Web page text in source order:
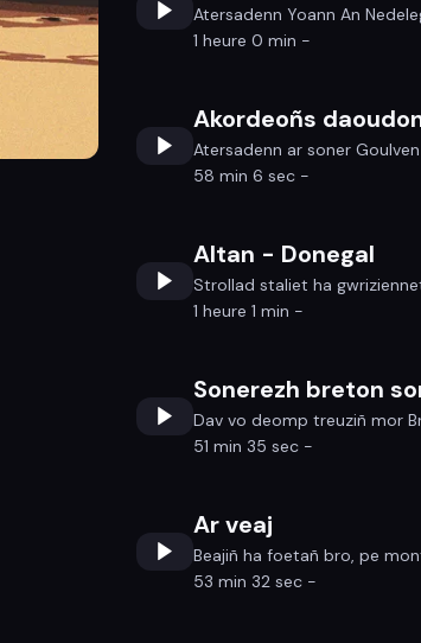
Atersadenn Yoann An
1 heure 0 min -
Akordeoñs
Atersadenn ar soner
58 min 6 sec -
Altan - Donegal
Strollad staliet ha
1 heure 1 min -
Sonerezh breton
Dav vo deomp treuziñ mor
51 min 35 sec -
Ar veaj
Beajiñ ha foetañ bro, pe
53 min 32 sec -